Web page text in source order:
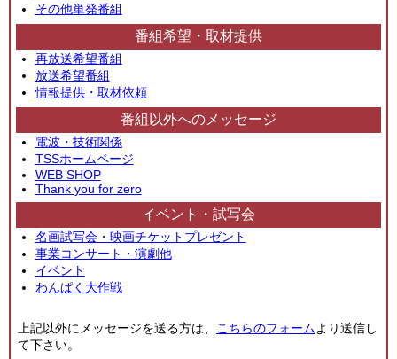
その他単発番組
番組希望・取材提供
再放送希望番組
放送希望番組
情報提供・取材依頼
番組以外へのメッセージ
電波・技術関係
TSSホームページ
WEB SHOP
Thank you for zero
イベント・試写会
名画試写会・映画チケットプレゼント
事業コンサート・演劇他
イベント
わんぱく大作戦
上記以外にメッセージを送る方は、 こちらのフォームより送信し
て下さい。